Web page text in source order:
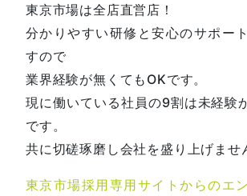
東京市場は全店直営店！
分かりやすい研修と安心のサポー
すので
業界経験が無くてもOKです。
現に働いている社員の9割は未経験
です。
共に切磋琢磨し会社を盛り上げませ
東京市場採用専用サイトからのエ